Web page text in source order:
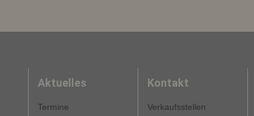
Aktuelles
Termine
Kontakt
Verkaufsstellen